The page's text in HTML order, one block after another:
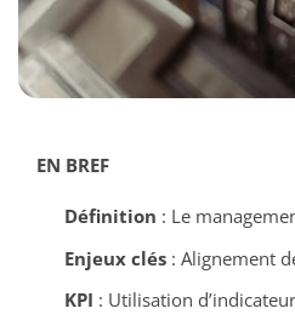
EN BREF
Définition : Le
Enjeux clés: Alignement
KPI : Utilisation